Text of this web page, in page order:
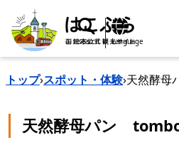
search Language
トップ›スポット・体験›天然酵
天然酵母パン